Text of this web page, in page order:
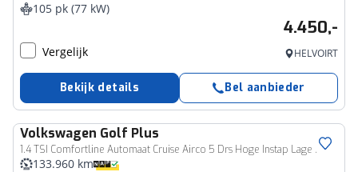
105 pk (77 kW)
4.450,-
Vergelijk HELVOIRT
Bekijk details Bel aanbieder
Volkswagen Golf Plus
1.4 TSI Comfortline Automaat Cruise Airco 5 Drs Hoge Instap Lage KMs
133.960 km